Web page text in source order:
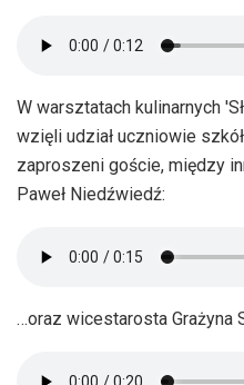
W warsztatach kulinarnych
wzięli udział uczniowie
zaproszeni goście, między
Paweł Niedźwiedź:
…oraz wicestarosta Grażyna